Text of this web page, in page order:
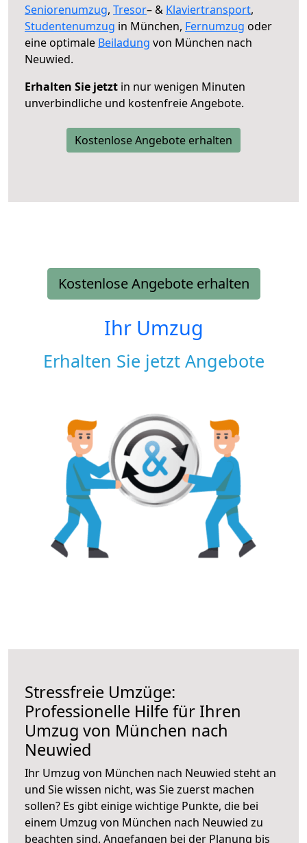
Seniorenumzug, Tresor– & Klaviertransport,
Studentenumzug in München, Fernumzug oder
eine optimale Beiladung von München nach
Neuwied.
Erhalten Sie jetzt in nur wenigen Minuten
unverbindliche und kostenfreie Angebote.
Kostenlose Angebote erhalten
Kostenlose Angebote erhalten
Ihr Umzug
Erhalten Sie jetzt Angebote
Stressfreie Umzüge:
Professionelle Hilfe für Ihren
Umzug von München nach
Neuwied
Ihr Umzug von München nach Neuwied steht an
und Sie wissen nicht, was Sie zuerst machen
sollen? Es gibt einige wichtige Punkte, die bei
einem Umzug von München nach Neuwied zu
beachten sind. Angefangen bei der Planung bis